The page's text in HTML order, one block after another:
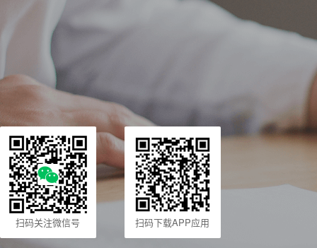
扫码关注微信号 扫码下载APP应用